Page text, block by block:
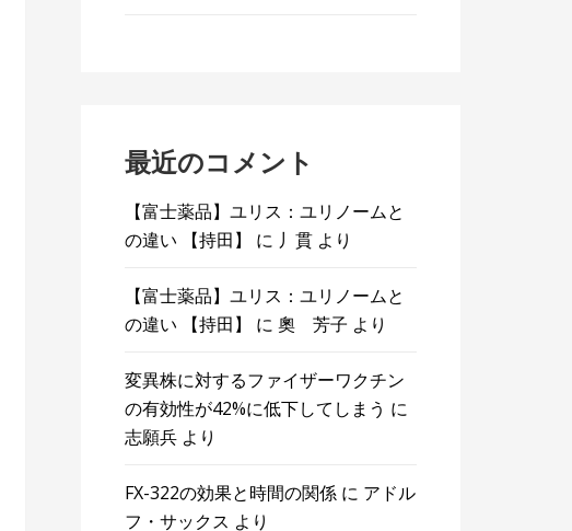
最近のコメント
【富士薬品】ユリス：ユリノームと
の違い 【持田】
に 丿貫 より
【富士薬品】ユリス：ユリノームと
の違い 【持田】
に奧 芳子 より
変異株に対するファイザーワクチン
の有効性が42%に低下してしまう に
志願兵 より
FX-322の効果と時間の関係 に アドル
フ・サックス より